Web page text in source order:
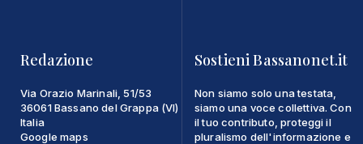
Redazione
Via Orazio Marinali, 51/53
36061 Bassano del Grappa (VI)
Italia
Google maps
Sostieni Bassanonet.it
Non siamo solo una testata,
siamo una voce collettiva. Con
il tuo contributo, proteggi il
pluralismo dell'informazione e